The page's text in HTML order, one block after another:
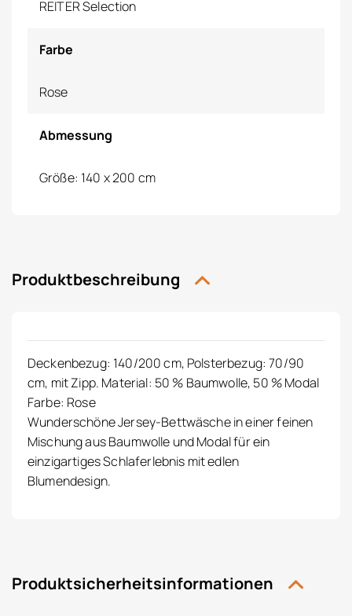
REITER Selection
Farbe
Rose
Abmessung
Größe: 140 x 200 cm
Produktbeschreibung
Deckenbezug: 140/200 cm, Polsterbezug: 70/90
cm, mit Zipp. Material: 50 % Baumwolle, 50 % Modal
Farbe: Rose
Wunderschöne Jersey-Bettwäsche in einer feinen
Mischung aus Baumwolle und Modal für ein
einzigartiges Schlaferlebnis mit edlen
Blumendesign.
Produktsicherheitsinformationen